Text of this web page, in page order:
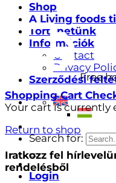
Shop
A Living foods
Történetünk
Információk
Contact
Privacy
Szerződési
Search for:
Login
Free
Shopping Cart
Your cart is currently
Return to shop
Iratkozz fel
rendelésből